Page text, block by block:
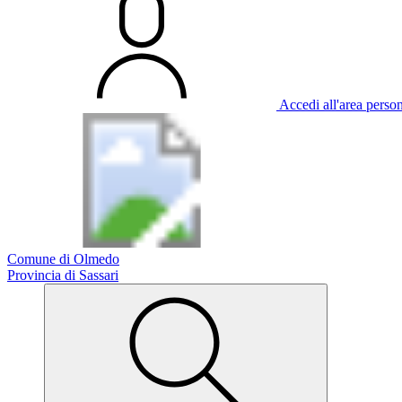
Accedi all'area
Comune di Olmedo
Provincia di Sassari